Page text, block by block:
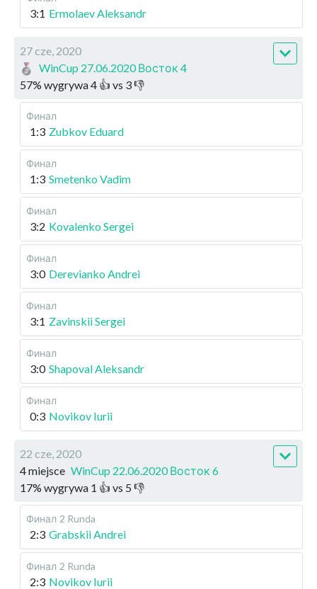
3:1 Ermolaev Aleksandr
27 cze, 2020
WinCup 27.06.2020 Восток 4
57% wygrywa4 👍 vs 3👎
Финал
1:3 Zubkov Eduard
Финал
1:3 Smetenko Vadim
Финал
3:2 Kovalenko Sergei
Финал
3:0 Derevianko Andrei
Финал
3:1 Zavinskii Sergei
Финал
3:0 Shapoval Aleksandr
Финал
0:3 Novikov Iurii
22 cze, 2020
4 miejsce WinCup 22.06.2020 Восток 6
17% wygrywa 1 👍 vs 5 👎
Финал 2 Runda
2:3 Grabskii Andrei
Финал 2 Runda
2:3 Novikov Iurii